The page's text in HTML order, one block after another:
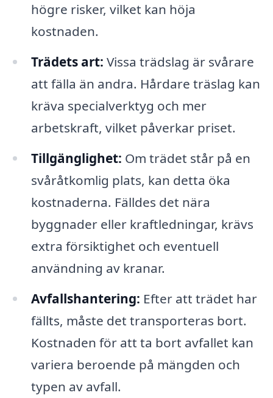
högre risker, vilket kan höja
kostnaden.
Trädets art: Vissa trädslag är svårare
att fälla än andra. Hårdare träslag kan
kräva specialverktyg och mer
arbetskraft, vilket påverkar priset.
Tillgänglighet: Om trädet står på en
svåråtkomlig plats, kan detta öka
kostnaderna. Fälldes det nära
byggnader eller kraftledningar, krävs
extra försiktighet och eventuell
användning av kranar.
Avfallshantering: Efter att trädet har
fällts, måste det transporteras bort.
Kostnaden för att ta bort avfallet kan
variera beroende på mängden och
typen av avfall.